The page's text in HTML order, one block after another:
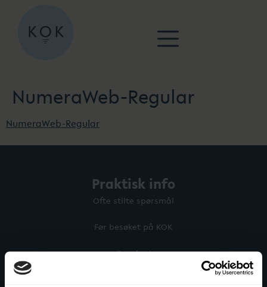
NumeraWeb-Regular
NumeraWeb-Regular
Praktisk info
Ofte stilte spørsmål
Før besøket på KOK
Gavekort